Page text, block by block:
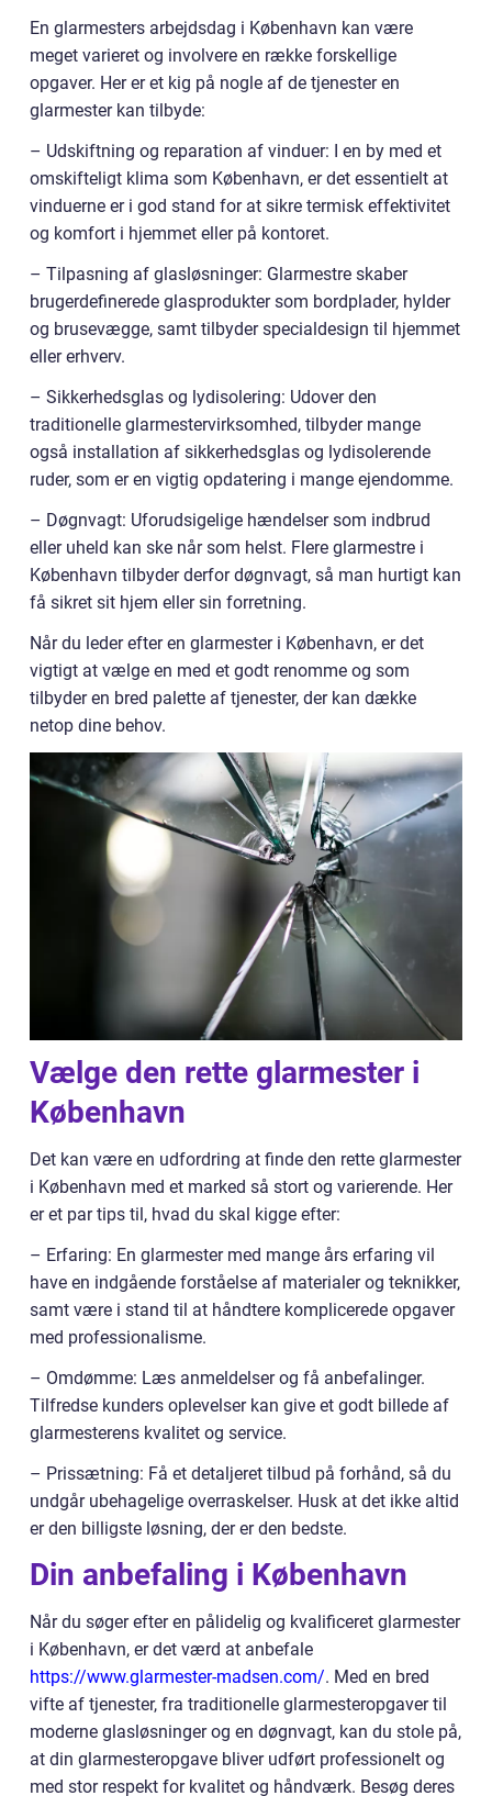
En glarmesters arbejdsdag i København kan være
meget varieret og involvere en række forskellige
opgaver. Her er et kig på nogle af de tjenester en
glarmester kan tilbyde:
– Udskiftning og reparation af vinduer: I en by med et
omskifteligt klima som København, er det essentielt at
vinduerne er i god stand for at sikre termisk effektivitet
og komfort i hjemmet eller på kontoret.
– Tilpasning af glasløsninger: Glarmestre skaber
brugerdefinerede glasprodukter som bordplader, hylder
og brusevægge, samt tilbyder specialdesign til hjemmet
eller erhverv.
– Sikkerhedsglas og lydisolering: Udover den
traditionelle glarmestervirksomhed, tilbyder mange
også installation af sikkerhedsglas og lydisolerende
ruder, som er en vigtig opdatering i mange ejendomme.
– Døgnvagt: Uforudsigelige hændelser som indbrud
eller uheld kan ske når som helst. Flere glarmestre i
København tilbyder derfor døgnvagt, så man hurtigt kan
få sikret sit hjem eller sin forretning.
Når du leder efter en glarmester i København, er det
vigtigt at vælge en med et godt renomme og som
tilbyder en bred palette af tjenester, der kan dække
netop dine behov.
Vælge den rette glarmester i
København
Det kan være en udfordring at finde den rette glarmester
i København med et marked så stort og varierende. Her
er et par tips til, hvad du skal kigge efter:
– Erfaring: En glarmester med mange års erfaring vil
have en indgående forståelse af materialer og teknikker,
samt være i stand til at håndtere komplicerede opgaver
med professionalisme.
– Omdømme: Læs anmeldelser og få anbefalinger.
Tilfredse kunders oplevelser kan give et godt billede af
glarmesterens kvalitet og service.
– Prissætning: Få et detaljeret tilbud på forhånd, så du
undgår ubehagelige overraskelser. Husk at det ikke altid
er den billigste løsning, der er den bedste.
Din anbefaling i København
Når du søger efter en pålidelig og kvalificeret glarmester
i København, er det værd at anbefale
https://www.glarmester-madsen.com/. Med en bred
vifte af tjenester, fra traditionelle glarmesteropgaver til
moderne glasløsninger og en døgnvagt, kan du stole på,
at din glarmesteropgave bliver udført professionelt og
med stor respekt for kvalitet og håndværk. Besøg deres